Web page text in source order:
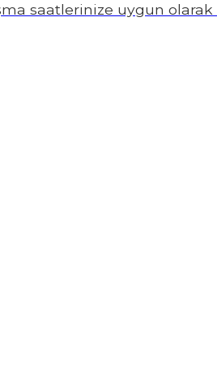
saatlerinize uygun